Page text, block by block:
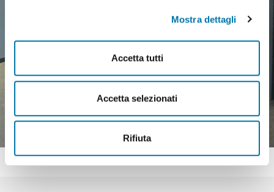
Mostra dettagli
Accetta tutti
Accetta selezionati
Rifiuta